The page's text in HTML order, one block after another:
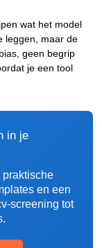
wat het model
leggen, maar de
geen begrip
je een tool
in je
praktische
en een
screening tot